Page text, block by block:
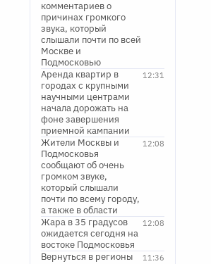
комментариев о
причинах громкого
звука, который
слышали почти по всей
Москве и
Подмосковью
12:31
Аренда квартир в
городах с крупными
научными центрами
начала дорожать на
фоне завершения
приемной кампании
12:08
Жители Москвы и
Подмосковья
сообщают об очень
громком звуке,
который слышали
почти по всему городу,
а также в области
12:08
Жара в 35 градусов
ожидается сегодня на
востоке Подмосковья
11:36
Вернуться в регионы